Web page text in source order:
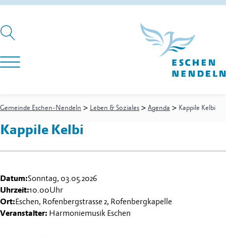
Gemeinde Eschen-Nendeln > Leben & Soziales > Agenda > Kappile Kelbi
Kappile Kelbi
Datum:Sonntag, 03.05.2026
Uhrzeit:10.00Uhr
Ort:Eschen, Rofenbergstrasse 2, Rofenbergkapelle
Veranstalter: Harmoniemusik Eschen